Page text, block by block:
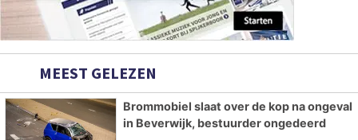
MEEST GELEZEN
Brommobiel slaat over de kop na ongeval
in Beverwijk, bestuurder ongedeerd